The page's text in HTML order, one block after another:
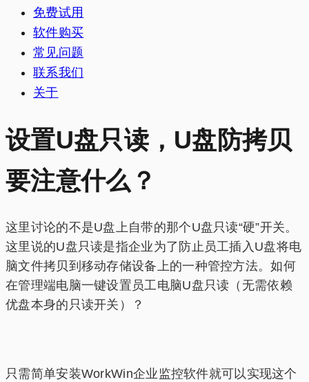
免费试用
软件购买
常见问题
联系我们
关于
设置U盘只读，U盘防拷贝
要注意什么？
这里讨论的不是U盘上自带的那个U盘只读“硬”开关。
这里说的U盘只读是指企业为了防止员工插入U盘将电
脑文件拷贝到移动存储设备上的一种管控方法。如何
在管理端电脑一键设置员工电脑U盘只读（无需依赖
优盘本身的只读开关）？
只需简单安装WorkWin企业监控软件就可以实现这个